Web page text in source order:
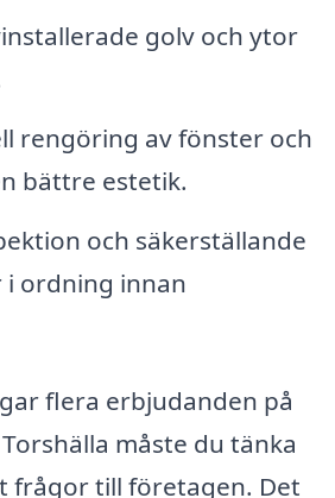
golv och ytor
rengöring av fönster och
bättre estetik.
och säkerställande
i ordning innan
flera erbjudanden på
måste du tänka
frågor till företagen. Det